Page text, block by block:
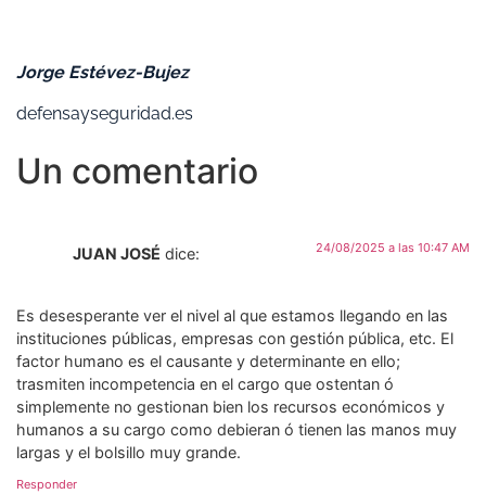
Jorge Estévez-Bujez
defensayseguridad.es
Un comentario
JUAN JOSÉ dice: 24/08/2025 a las 10:47 AM
Es desesperante ver el nivel al que estamos llegando en las
instituciones públicas, empresas con gestión pública, etc. El
factor humano es el causante y determinante en ello;
trasmiten incompetencia en el cargo que ostentan ó
simplemente no gestionan bien los recursos económicos y
humanos a su cargo como debieran ó tienen las manos muy
largas y el bolsillo muy grande.
Responder